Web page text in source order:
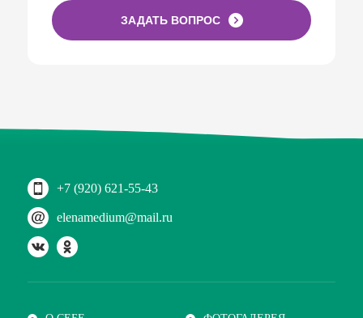
ЗАДАТЬ ВОПРОС
+7 (920) 621-55-43
elenamedium@mail.ru